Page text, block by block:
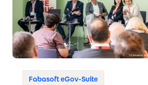
Fabasoft eGov-Suite